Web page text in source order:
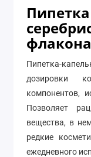
Пипетка-
дозировки
компонентов,
Позволяет
вещества, в
редкие
ежедневного